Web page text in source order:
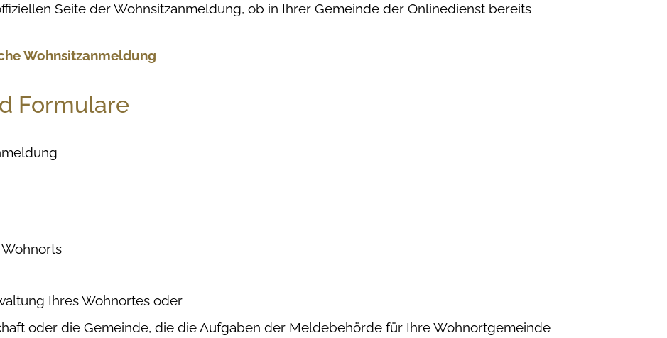
Seite der Wohnsitzanmeldung, ob in Ihrer Gemeinde der Onlinedienst bereits
Wohnsitzanmeldung
Formulare
Ihres Wohnortes oder
oder die Gemeinde, die die Aufgaben der Meldebehörde für Ihre Wohnortgemeinde